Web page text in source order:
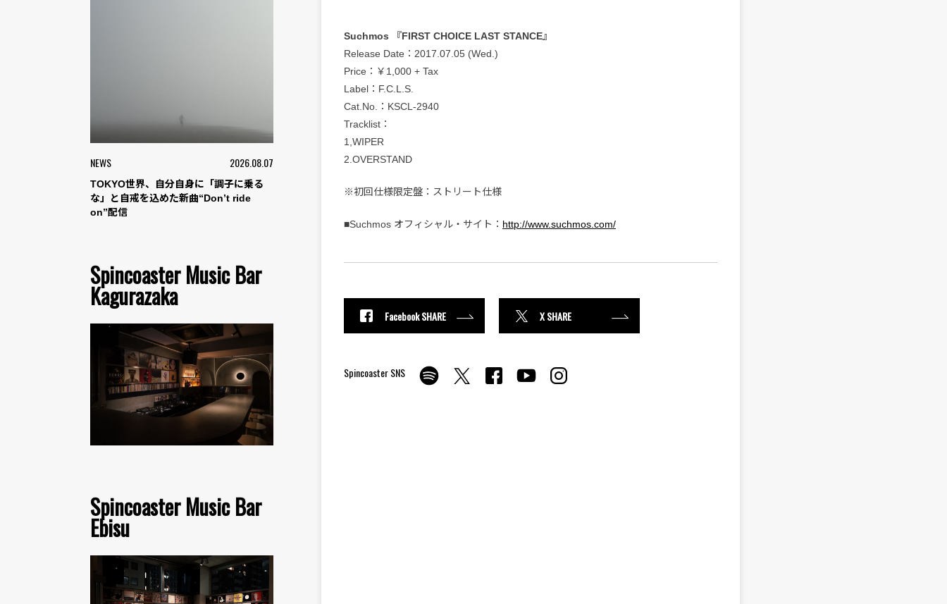
NEWS 2026.08.07
TOKYO世界、自分自身に「調子に乗る
な」と自戒を込めた新曲“Don’t ride
on”配信
Spincoaster Music Bar
Kagurazaka
Spincoaster Music Bar
Ebisu
Suchmos 『FIRST CHOICE LAST STANCE』
Release Date：2017.07.05 (Wed.)
Price：￥1,000 + Tax
Label：F.C.L.S.
Cat.No.：KSCL-2940
Tracklist：
1,WIPER
2.OVERSTAND
※初回仕様限定盤：ストリート仕様
■Suchmos オフィシャル・サイト： http://www.suchmos.com/
Facebook SHARE X SHARE
Spincoaster SNS